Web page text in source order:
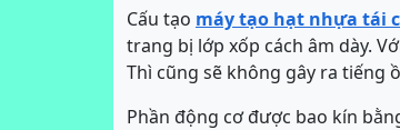
Cấu tạo máy tạo hạt nhựa tái
trang bị lớp xốp cách âm dày.
Thì cũng sẽ không gây ra tiếng
Phần động cơ được bao kín